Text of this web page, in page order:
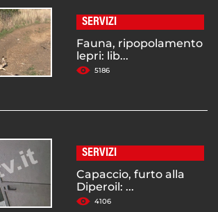
SERVIZI
Fauna, ripopolamento
lepri: lib...
5186
SERVIZI
Capaccio, furto alla
Diperoil: ...
4106